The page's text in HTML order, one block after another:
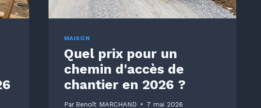
MAISON
Quel prix pour un
chemin d'accès de
chantier en 2026 ?
Par Benoît MARCHAND 7 mai 2026